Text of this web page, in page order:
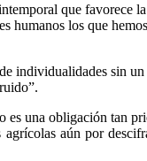
que favorece
los que
individualidades sin
una obligación tan
aún por